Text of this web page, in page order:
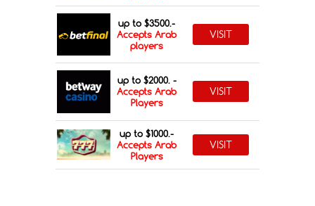
up to $3500.-
Accepts Arab
players
VISIT
up to $2000. -
Accepts Arab
Players
VISIT
up to $1000.-
Accepts Arab
Players
VISIT